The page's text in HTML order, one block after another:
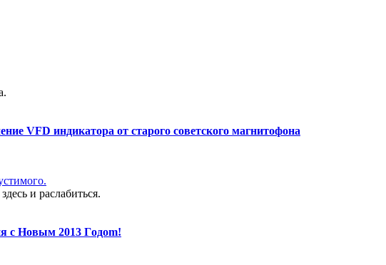
VFD индикатора от старого советского магнитофона
и раслабиться.
с Новым 2013 Гoдom!